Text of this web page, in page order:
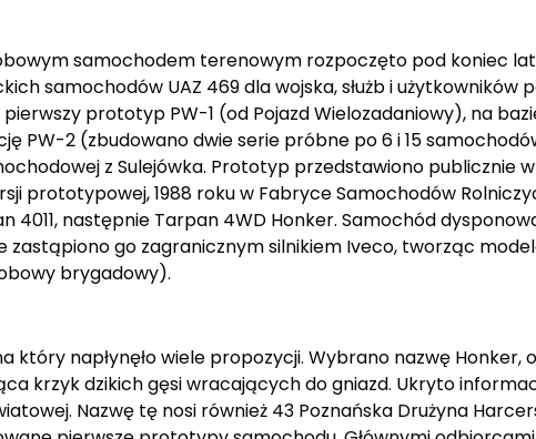
samochodem terenowym rozpoczęto pod koniec
samochodów UAZ 469 dla wojska, służb i użytkowników
prototyp PW-1 (od Pojazd Wielozadaniowy), na
PW-2 (zbudowano dwie serie próbne po 6 i 15
z Sulejówka. Prototyp przedstawiono publicznie
prototypowej, 1988 roku w Fabryce Samochodów
następnie Tarpan 4WD Honker. Samochód
zastąpiono go zagranicznym silnikiem Iveco, tworząc
brygadowy).
który napłynęło wiele propozycji. Wybrano nazwę
krzyk dzikich gęsi wracających do gniazd. Ukryto
Nazwę tę nosi również 43 Poznańska Drużyna